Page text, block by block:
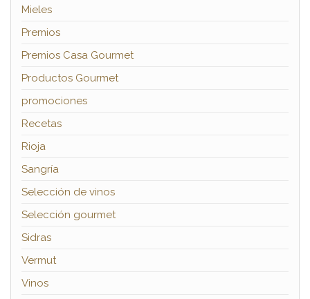
Mieles
Premios
Premios Casa Gourmet
Productos Gourmet
promociones
Recetas
Rioja
Sangría
Selección de vinos
Selección gourmet
Sidras
Vermut
Vinos